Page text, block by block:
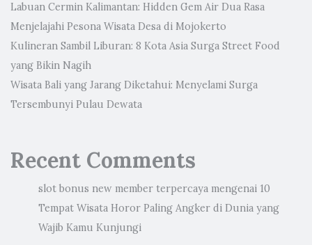
Labuan Cermin Kalimantan: Hidden Gem Air Dua Rasa
Menjelajahi Pesona Wisata Desa di Mojokerto
Kulineran Sambil Liburan: 8 Kota Asia Surga Street Food
yang Bikin Nagih
Wisata Bali yang Jarang Diketahui: Menyelami Surga
Tersembunyi Pulau Dewata
Recent Comments
slot bonus new member terpercaya mengenai 10
Tempat Wisata Horor Paling Angker di Dunia yang
Wajib Kamu Kunjungi